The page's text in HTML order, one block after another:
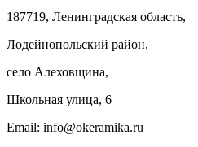
187719, Ленинградская область,
Лодейнопольский район,
село Алеховщина,
Школьная улица, 6
Email: info@okeramika.ru